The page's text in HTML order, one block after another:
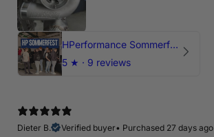
HPerformance Sommerfest 2026
5 ★ · 9 reviews
Dieter B.
Verified buyer• Purchased 27 days ago